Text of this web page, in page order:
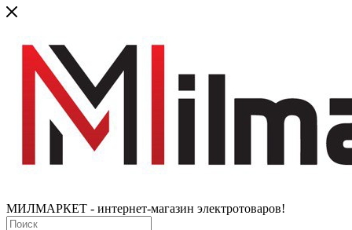
МИЛМАРКЕТ - интернет-магазин электротоваров!